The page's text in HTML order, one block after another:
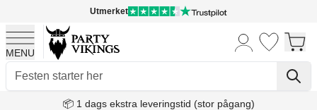
Utmerket
MENU
📦 1 dags ekstra leveringstid (stor pågang)
Skip to Content